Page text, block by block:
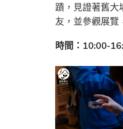
蹟，見證著舊大
友，並參觀展覽
時間：10:00-